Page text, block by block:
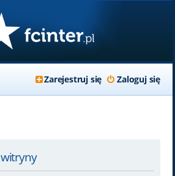
Zaloguj się
Zarejestruj się